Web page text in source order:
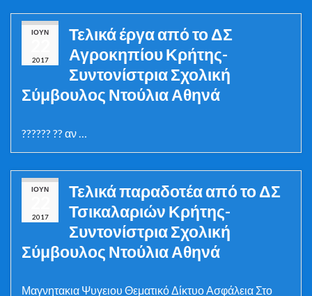
ΙΟΎΝ
2017
Τελικά έργα από το ΔΣ
Αγροκηπίου Κρήτης-
Συντονίστρια Σχολική
Σύμβουλος Ντούλια Αθηνά
?????? ?? αν …
ΙΟΎΝ
2017
Τελικά παραδοτέα από το ΔΣ
Τσικαλαριών Κρήτης-
Συντονίστρια Σχολική
Σύμβουλος Ντούλια Αθηνά
Μαγνητακια Ψυγειου Θεματικό Δίκτυο Ασφάλεια Στο